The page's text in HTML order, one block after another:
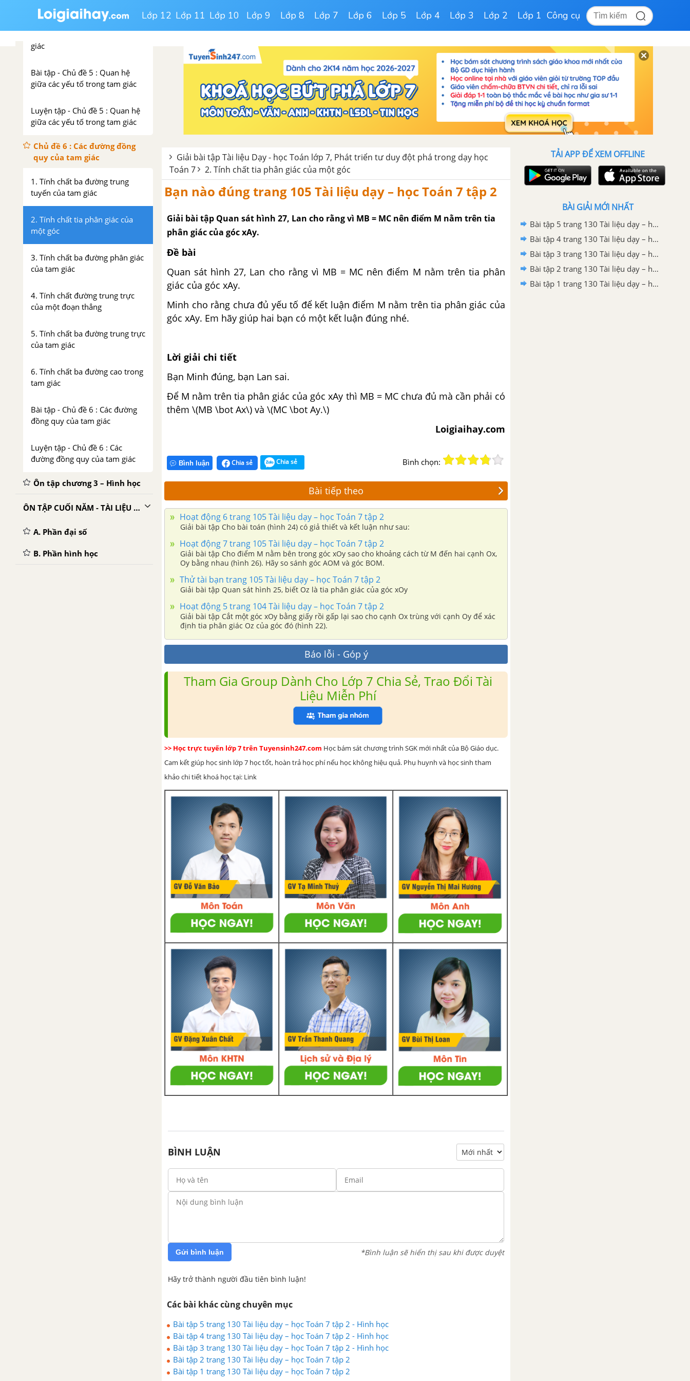
Lớp 12 Lớp 11 Lớp 10 Lớp 9 Lớp 8 Lớp 7 Lớp 6 Lớp 5 Lớp 4 Lớp 3 Lớp 2 Lớp 1 Công cụ
3. Quan hệ giữa ba cạnh của
giác
Bài tập - Chủ đề 5 : Quan hệ
giữa các yếu tố trong tam giác
Luyện tập - Chủ đề 5 : Quan hệ
giữa các yếu tố trong tam giác
Chủ đề 6 : Các đường đồng
quy của tam giác
1. Tính chất ba đường trung
tuyến của tam giác
2. Tính chất tia phân giác của
một góc
3. Tính chất ba đường phân giác
của tam giác
4. Tính chất đường trung trực
của một đoạn thẳng
5. Tính chất ba đường trung trực
của tam giác
6. Tính chất ba đường cao trong
tam giác
Bài tập - Chủ đề 6 : Các đường
đồng quy của tam giác
Luyện tập - Chủ đề 6 : Các
đường đồng quy của tam giác
Ôn tập chương 3 – Hình học
ÔN TẬP CUỐI NĂM - TÀI LIỆU DẠY-HỌC TOÁN 7
A. Phần đại số
B. Phần hình học
Giải bài tập Tài liệu Dạy - học Toán lớp 7, Phát triển tư duy đột phá trong dạy học
Toán 7
2. Tính chất tia phân giác của một góc
Bạn nào đúng trang 105 Tài liệu dạy – học Toán 7 tập 2
Giải bài tập Quan sát hình 27, Lan cho rằng vì MB = MC nên điểm M nằm trên tia
phân giác của góc xAy.
Đề bài
Quan sát hình 27, Lan cho rằng vì MB = MC nên điểm M nằm trên tia phân
giác của góc xAy.
Minh cho rằng chưa đủ yếu tố để kết luận điểm M nằm trên tia phân giác của
góc xAy. Em hãy giúp hai bạn có một kết luận đúng nhé.
Lời giải chi tiết
Bạn Minh đúng, bạn Lan sai.
Để M nằm trên tia phân giác của góc xAy thì MB = MC chưa đủ mà cần phải có
thêm \(MB \bot Ax\) và \(MC \bot Ay.\)
Loigiaihay.com
Bình luận Chia sẻ Chia sẻ Bình chọn:
Bài tiếp theo
Hoạt động 6 trang 105 Tài liệu dạy – học Toán 7 tập 2
Giải bài tập Cho bài toán (hình 24) có giả thiết và kết luận như sau:
Hoạt động 7 trang 105 Tài liệu dạy – học Toán 7 tập 2
Giải bài tập Cho điểm M nằm bên trong góc xOy sao cho khoảng cách từ M đến hai cạnh Ox,
Oy bằng nhau (hình 26). Hãy so sánh góc AOM và góc BOM.
Thử tài bạn trang 105 Tài liệu dạy – học Toán 7 tập 2
Giải bài tập Quan sát hình 25, biết Oz là tia phân giác của góc xOy
Hoạt động 5 trang 104 Tài liệu dạy – học Toán 7 tập 2
Giải bài tập Cắt một góc xOy bằng giấy rồi gấp lại sao cho cạnh Ox trùng với cạnh Oy để xác
định tia phân giác Oz của góc đó (hình 22).
Báo lỗi - Góp ý
Tham Gia Group Dành Cho Lớp 7 Chia Sẻ, Trao Đổi Tài
Liệu Miễn Phí
>> Học trực tuyến lớp 7 trên Tuyensinh247.com Học bám sát chương trình SGK mới nhất của Bộ Giáo dục.
Cam kết giúp học sinh lớp 7 học tốt, hoàn trả học phí nếu học không hiệu quả. Phụ huynh và học sinh tham
khảo chi tiết khoá học tại: Link
BÌNH LUẬN
Gửi bình luận *Bình luận sẽ hiển thị sau khi được duyệt
Hãy trở thành người đầu tiên bình luận!
Các bài khác cùng chuyên mục
Bài tập 5 trang 130 Tài liệu dạy – học Toán 7 tập 2 - Hình học
Bài tập 4 trang 130 Tài liệu dạy – học Toán 7 tập 2 - Hình học
Bài tập 3 trang 130 Tài liệu dạy – học Toán 7 tập 2 - Hình học
Bài tập 2 trang 130 Tài liệu dạy – học Toán 7 tập 2
Bài tập 1 trang 130 Tài liệu dạy – học Toán 7 tập 2
TẢI APP ĐỂ XEM OFFLINE
BÀI GIẢI MỚI NHẤT
Bài tập 5 trang 130 Tài liệu dạy – học Toán 7 tập 2 - Hình học
Bài tập 4 trang 130 Tài liệu dạy – học Toán 7 tập 2 - Hình học
Bài tập 3 trang 130 Tài liệu dạy – học Toán 7 tập 2 - Hình học
Bài tập 2 trang 130 Tài liệu dạy – học Toán 7 tập 2
Bài tập 1 trang 130 Tài liệu dạy – học Toán 7 tập 2